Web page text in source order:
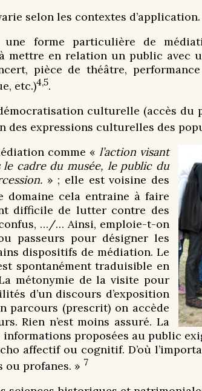
selon les contextes d’application.
forme particulière de
mettre en relation un public avec
pièce de théâtre,
etc.)4,5.
culturelle (accès du
expressions culturelles des
comme « l’action visant
cadre du musée, le public du
» ; elle est voisine des
domaine cela entraine à faire
difficile de lutter contre des
…/… Ainsi, emploie-t-on
passeurs pour désigner les
dispositifs de médiation. Le
spontanément traduisible en
métonymie de la visite pour
d’un discours d’exposition
parcours (prescrit) on accède
Rien n’est moins assuré. La
proposées au public
affectif ou cognitif. D’où
ou profanes. » 7